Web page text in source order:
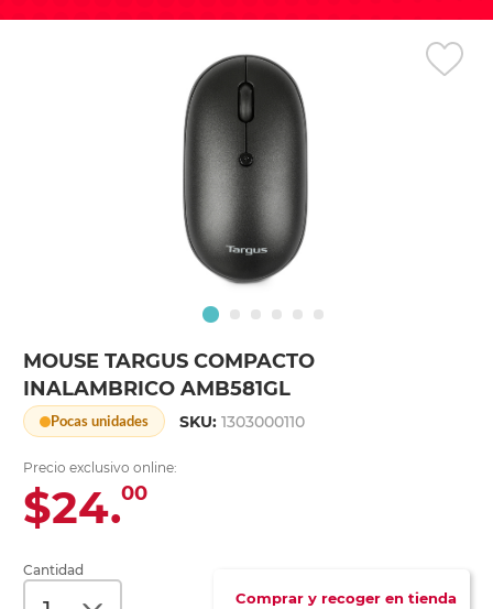
MOUSE TARGUS COMPACTO
INALAMBRICO AMB581GL
Pocas unidades SKU:1303000110
Precio exclusivo online:
$24.00
Cantidad
Comprar y recoger en tienda